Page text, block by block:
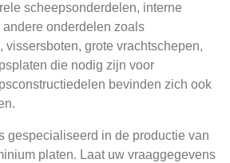
scheepsonderdelen, interne
onderdelen zoals
vissersboten, grote vrachtschepen,
die nodig zijn voor
bevinden zich ook
gespecialiseerd in de productie van
platen. Laat uw vraaggegevens